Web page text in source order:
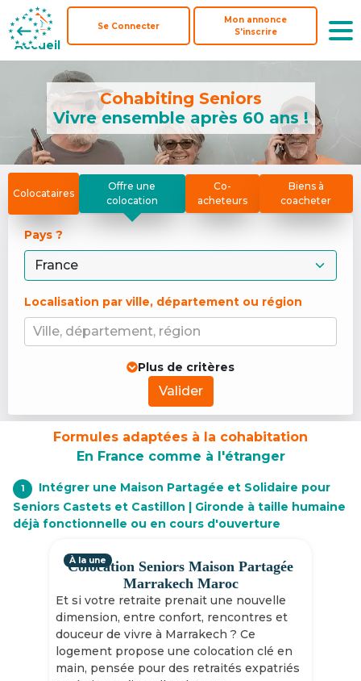
Accueil
Se Connecter
Mon annonce
S'inscrire
Accueil
Se Connecter
Mon annonce
S'inscrire
Cohabiting Seniors
Vivre ensemble après 60 ans !
Colocataires
Offre une
colocation
Co-
acheteurs
Biens à
coacheter
Pays ?
Localisation par ville, département ou région
Ville, département, région
Plus de critères
Valider
Formules adaptées à la cohabitation
En France comme à l'étranger
1
Intégrer une Maison Partagée et Solidaire pour
Seniors Castets et Castillon | Gironde à taille humaine
déjà fonctionnelle ou en cours d'ouverture
Colocation Seniors Maison Partagée
Marrakech Maroc
Et si votre retraite prenait une nouvelle
dimension, entre confort, rencontres et
douceur de vivre à Marrakech ? Ce
logement propose une colocation clé en
main, pensée pour des retraités expatriés
À la une